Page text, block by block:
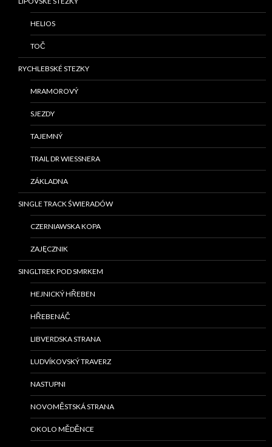
HELIOS
TOČ
RYCHLEBSKÉ STEZKY
MRAMOROVÝ
SJEZDY
TAJEMNÝ
TRAIL DR WIESSNERA
ZÁKLADNA
SINGLE TRACK ŚWIERADÓW
CZERNIAWSKA KOPA
ZAJĘCZNIK
SINGLTREK POD SMRKEM
HEJNICKÝ HŘEBEN
HŘEBENÁČ
LIBVERDSKA STRANA
LUDVÍKOVSKÝ TRAVERZ
NASTUPNI
NOVOMĚSTSKÁ STRANA
OKOLO MĚDĚNCE